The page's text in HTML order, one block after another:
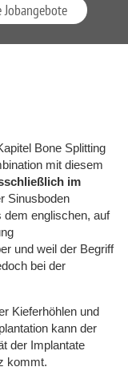
Jobangebote
Bone Splitting
mit diesem
im
Sinusboden
dem englischen, auf
und weil der Begriff
bei der
Kieferhöhlen und
kann der
der Implantate
kommt.